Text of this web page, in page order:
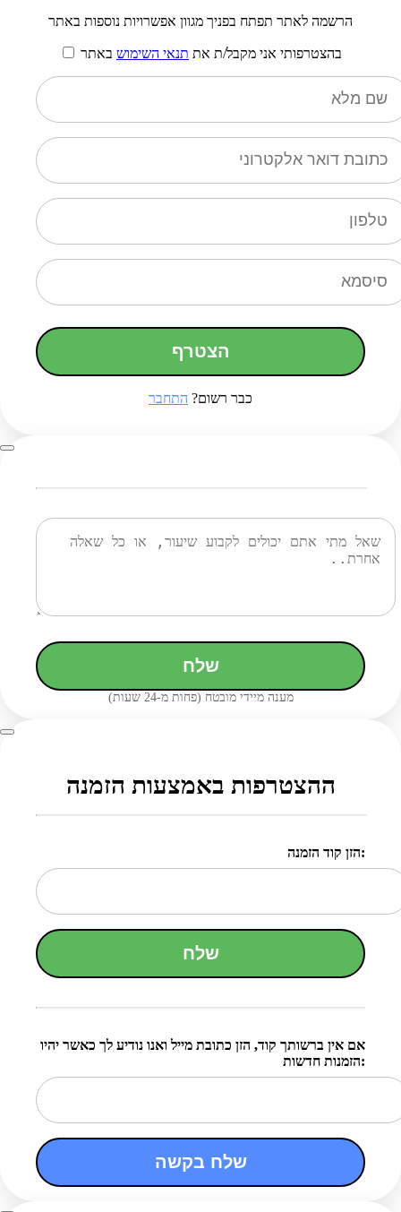
הרשמה לאתר תפתח בפניך מגוון אפשרויות נוספות באתר
בהצטרפותי אני מקבל/ת את תנאי השימוש באתר
הצטרף
כבר רשום? התחבר
שלח
מענה מיידי מובטח (פחות מ-24 שעות)
ההצטרפות באמצעות הזמנה
הזן קוד הזמנה:
שלח
אם אין ברשותך קוד, הזן כתובת מייל ואנו נודיע לך כאשר יהיו
הזמנות חדשות:
שלח בקשה